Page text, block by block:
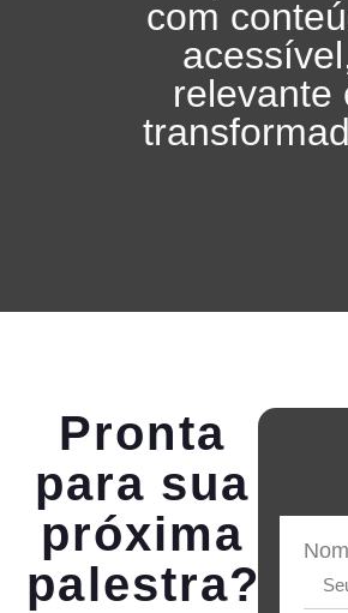
com
relevante
Pronta
para sua
próxima
palestra?